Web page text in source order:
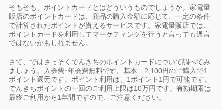
そもそも、ポイントカードとはどういうものでしょうか。家電量
販店のポイントカードは、商品の購入金額に応じて、一定の条件
で計算されたポイントが貰えるサービスです。家電量販店では、
ポイントカードを利用してマーケティングを行うと言っても過言
ではないかもしれません。
さて、ではさっそくでんきちのポイントカードについて調べてみ
ましょう。入会費･年会費無料です。基本、2,100円のご購入で1
ポイント還元です。ポイント利用は、1ポイント1円で可能です。
でんきちポイントの一回のご利用上限は10万円です。有効期限は
最終ご利用から1年間ですので、ご注意ください。